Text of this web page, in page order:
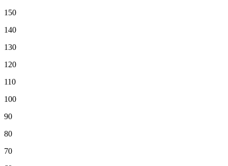
150
140
130
120
110
100
90
80
70